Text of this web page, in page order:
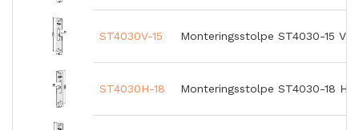
ST4030V-15 Monteringsstolpe ST4030-15
ST4030H-18 Monteringsstolpe ST4030-18